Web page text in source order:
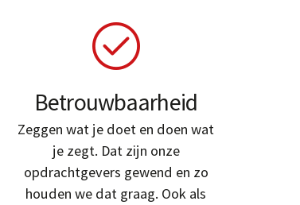
Betrouwbaarheid
Zeggen wat je doet en doen wat
je zegt. Dat zijn onze
opdrachtgevers gewend en zo
houden we dat graag. Ook als